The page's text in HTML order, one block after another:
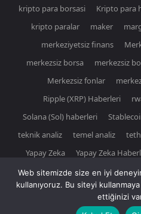
kripto para borsasi
Kripto para
kripto paralar
maker
merkeziyetsiz finans
merkezsiz borsa
merkezsiz
Merkezsiz fonlar
Ripple (XRP) Haberleri
Solana (Sol) haberleri
teknik analiz
temel analiz
Yapay Zeka
Yapay Zeka
Web sitemizde size en iyi
kullanıyoruz. Bu siteyi
ettiğinizi